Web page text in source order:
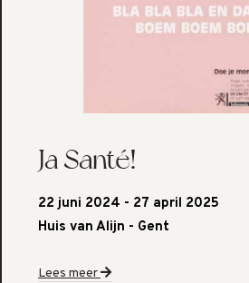
Ja Santé!
22 juni 2024 - 27 april 2025
Huis van Alijn - Gent
Lees meer